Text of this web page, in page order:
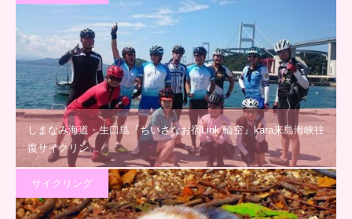
しまなみ海道・生口島『ちいさなお宿Link 輪空』kara来島海峡往
復サイクリン…
サイクリング